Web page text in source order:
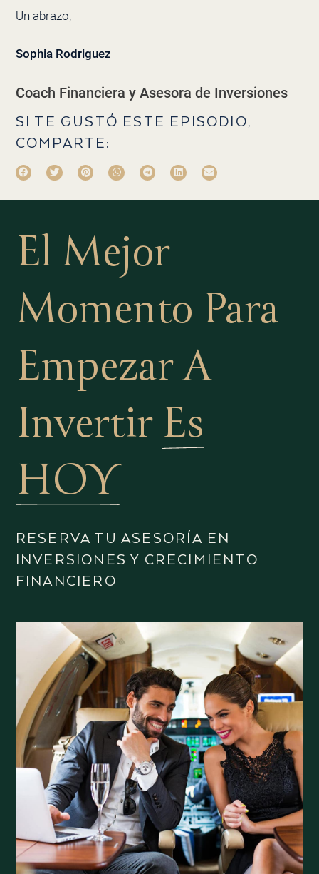
Un abrazo,
Sophia Rodriguez
Coach Financiera y Asesora de Inversiones
SI TE GUSTÓ ESTE EPISODIO,
COMPARTE:
El Mejor
Momento Para
Empezar A
Invertir Es
HOY
RESERVA TU ASESORÍA EN
INVERSIONES Y CRECIMIENTO
FINANCIERO